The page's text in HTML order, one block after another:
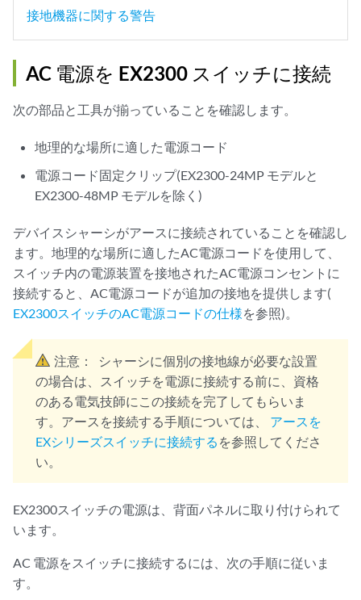
接地機器に関する警告
AC 電源を EX2300 スイッチに接続
次の部品と工具が揃っていることを確認します。
地理的な場所に適した電源コード
電源コード固定クリップ(EX2300-24MP モデルと
EX2300-48MP モデルを除く)
デバイスシャーシがアースに接続されていることを確認し
ます。地理的な場所に適したAC電源コードを使用して、
スイッチ内の電源装置を接地されたAC電源コンセントに
接続すると、AC電源コードが追加の接地を提供します(
EX2300スイッチのAC電源コードの仕様を参照)。
注意：
シャーシに個別の接地線が必要な設置
の場合は、スイッチを電源に接続する前に、資格
のある電気技師にこの接続を完了してもらいま
す。アースを接続する手順については、 アースを
EXシリーズスイッチに接続する を参照してくださ
い。
EX2300スイッチの電源は、背面パネルに取り付けられて
います。
AC 電源をスイッチに接続するには、次の手順に従いま
す。